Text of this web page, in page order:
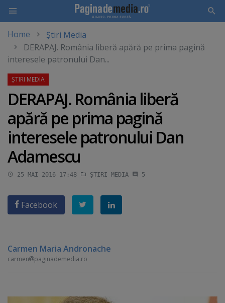
main
content
Home
Știri Media
DERAPAJ. România liberă apără pe prima pagină
interesele patronului Dan...
DERAPAJ. România liberă
apără pe prima pagină
interesele patronului Dan
Adamescu
25 MAI 2016 17:48 ȘTIRI MEDIA 5
Facebook
Carmen Maria Andronache
carmen paginademedia.ro